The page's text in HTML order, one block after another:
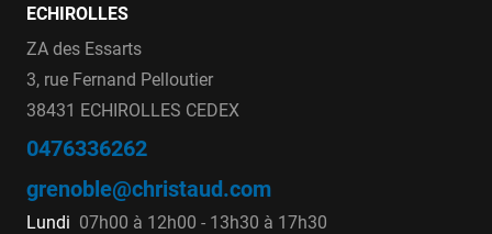
ECHIROLLES
ZA des Essarts
3, rue Fernand Pelloutier
38431 ECHIROLLES CEDEX
0476336262
grenoble@christaud.com
Lundi 07h00 à 12h00 - 13h30 à 17h30